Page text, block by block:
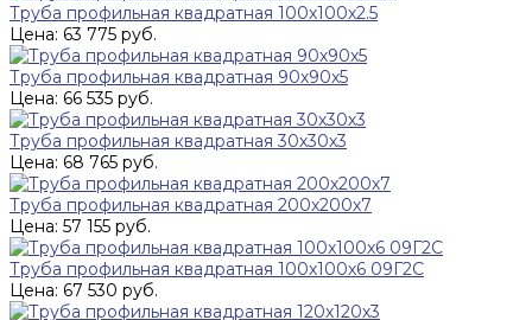
Труба профильная квадратная 100х100х2.5
Цена: 63 775 руб.
Труба профильная квадратная 90х90х5
Цена: 66 535 руб.
Труба профильная квадратная 30х30х3
Цена: 68 765 руб.
Труба профильная квадратная 200х200х7
Цена: 57 155 руб.
Труба профильная квадратная 100х100х6 09Г2С
Цена: 67 530 руб.